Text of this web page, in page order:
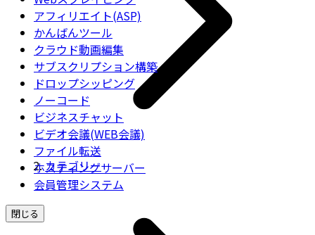
アフィリエイト(ASP)
かんばんツール
クラウド動画編集
サブスクリプション構築
ドロップシッピング
ノーコード
ビジネスチャット
ビデオ会議(WEB会議)
ファイル転送
ホスティングサーバー
会員管理システム
閉じる
カテゴリー